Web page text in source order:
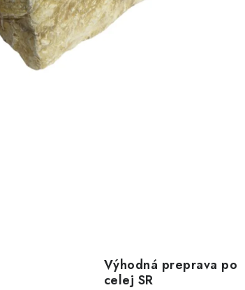
Výhodná preprava po
celej SR